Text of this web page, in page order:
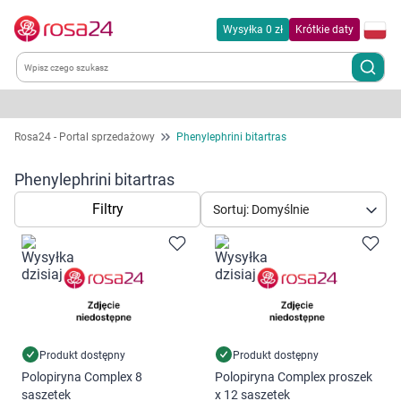
Korzystamy z plików cookies w celu
Wysyłka 0 zł Krótkie daty
Kategorie
Chemia gospodarcza
Dla zwierząt
Dom i ogród
Kobieta w ciąży i mama
Rosa24 - Portal sprzedażowy Phenylephrini bitartras
Phenylephrini bitartras
Filtry Sortuj: Domyślnie
Produkt dostępny
Polopiryna Complex 8
saszetek
Produkt dostępny
Polopiryna Complex proszek
x 12 saszetek